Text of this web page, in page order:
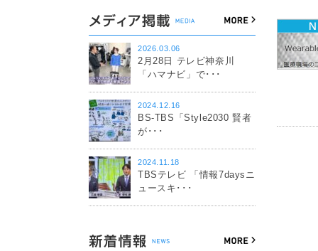
2026.03.06
2月28日 テレビ神奈川
「ハマナビ」で･･･
2024.12.16
BS-TBS「Style2030 賢者
が･･･
2024.11.18
TBSテレビ 「情報7daysニ
ュースキ･･･